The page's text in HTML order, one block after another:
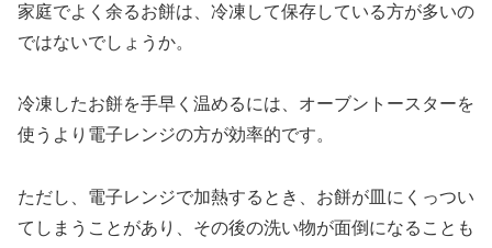
家庭でよく余るお餅は、冷凍して保存している方が多いの
ではないでしょうか。
冷凍したお餅を手早く温めるには、オーブントースターを
使うより電子レンジの方が効率的です。
ただし、電子レンジで加熱するとき、お餅が皿にくっつい
てしまうことがあり、その後の洗い物が面倒になることも